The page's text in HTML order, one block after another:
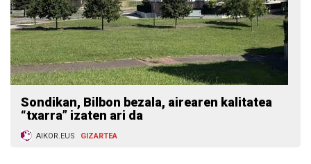
Sondikan, Bilbon bezala, airearen kalitatea
“txarra” izaten ari da
AIKOR.EUS GIZARTEA